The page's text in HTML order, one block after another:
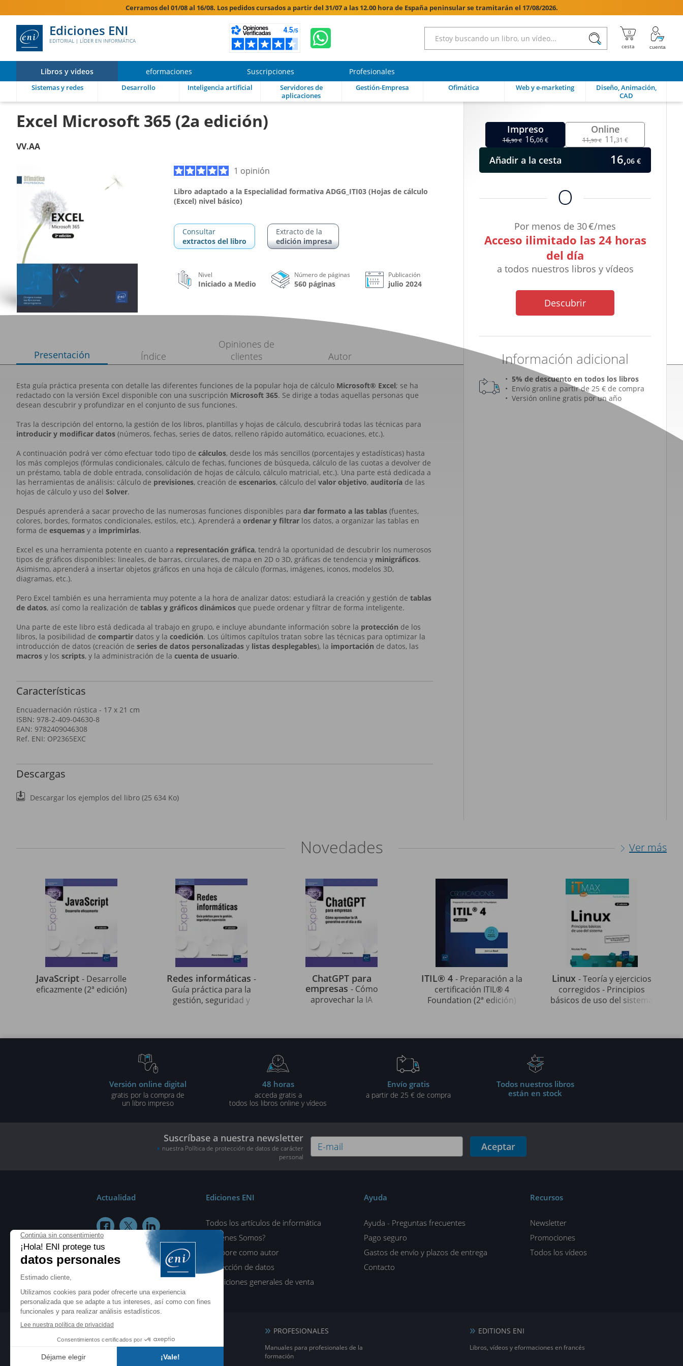
Cerramos del 01/08 al 16/08. Los pedidos cursados a partir del 31/07 a las 12.00 hora de España peninsular se tramitarán el 17/08/2026.
Ediciones ENI
EDITORIAL | LÍDER EN INFORMÁTICA 
Libros y videos eformaciones Suscripciones Profesionales
Sistemas y redes Desarrollo Inteligencia artificial
Servidores de
aplicaciones
Gestión-Empresa Ofimática Web y e-marketing
Diseño, Animación,
CAD
Excel Microsoft 365 (2a edición)
VV.AA
1 opinión
Impreso
16,90 € 16,06 €
O
Por menos de 30 €/mes
Acceso ilimitado las 24 horas
del día
a todos nuestros libros y vídeos
Descubrir
Información adicional
5% de descuento en todos los libros
Envío gratis a partir de 25 € de compra
Versión online gratis por un año
Online
11,90 € 11,31 €
Añadir a la cesta 16,06 €
Libro adaptado a la Especialidad formativa ADGG_ITI03 (Hojas de cálculo
(Excel) nivel básico)
Consultar
extractos del libro
Extracto de la
edición impresa
Nivel
Iniciado a Medio
Número de páginas
560 páginas
Publicación
julio 2024
Presentación
Esta guía práctica presenta con detalle las diferentes funciones de la popular hoja de cálculo Microsoft® Excel; se ha
redactado con la versión Excel disponible con una suscripción Microsoft 365. Se dirige a todas aquellas personas que
desean descubrir y profundizar en el conjunto de sus funciones.
Tras la descripción del entorno, la gestión de los libros, plantillas y hojas de cálculo, descubrirá todas las técnicas para
introducir y modificar datos (números, fechas, series de datos, relleno rápido automático, ecuaciones, etc.).
A continuación podrá ver cómo efectuar todo tipo de cálculos, desde los más sen­cillos (porcentajes y estadísticas) hasta
los más complejos (fórmulas condicionales, cálculo de fechas, funciones de búsqueda, cálculo de las cuotas a devolver de
un préstamo, tabla de doble entrada, consolidación de hojas de cálculo, cálculo matricial, etc.). Una parte está dedicada a
las herramientas de análisis: cálculo de previsiones, creación de escenarios, cálculo del valor objetivo, auditoría de las
hojas de cálculo y uso del Solver.
Después aprenderá a sacar provecho de las numerosas funciones disponibles para dar formato a las tablas (fuentes,
colores, bordes, formatos condicionales, estilos, etc.). Aprenderá a ordenar y filtrar los datos, a organizar las tablas en
forma de esquemas y a imprimirlas.
Excel es una herramienta potente en cuanto a representación gráfica, tendrá la oportunidad de descubrir los numerosos
tipos de gráficos disponibles: lineales, de barras, circulares, de mapa en 2D o 3D, gráficas de tendencia y minigráficos.
Asimismo, aprenderá a insertar objetos gráficos en una hoja de cálculo (formas, imágenes, iconos, modelos 3D,
diagramas, etc.).
Pero Excel también es una herramienta muy potente a la hora de analizar datos: estu­diará la creación y gestión de tablas
de datos, así como la realización de tablas y gráficos dinámicos que puede ordenar y filtrar de forma inteligente.
Una parte de este libro está dedicada al trabajo en grupo, e incluye abundante informa­ción sobre la protección de los
libros, la posibilidad de compartir datos y la coedición. Los últimos capítulos tratan sobre las técnicas para optimizar la
introducción de datos (creación de series de datos personalizadas y listas desplegables), la importación de datos, las
macros y los scripts, y la administración de la cuenta de usuario.
Características
Encuadernación rústica - 17 x 21 cm
ISBN: 978-2-409-04630-8
EAN: 9782409046308
Ref. ENI: OP2365EXC
Descargas
Descargar los ejemplos del libro (25 634 Ko)
Índice
Opiniones de
clientes
Autor
Novedades Ver más
JavaScript - Desarrolle
eficazmente (2ª edición)
Redes informáticas -
Guía práctica para la
gestión, seguridad y
ChatGPT para
empresas - Cómo
aprovechar la IA
ITIL® 4 - Preparación a la
certificación ITIL® 4
Foundation (2ª edición)
Linux - Teoría y ejercicios
corregidos - Principios
básicos de uso del sistema
Versión online digital
gratis por la compra de
un libro impreso
48 horas
acceda gratis a
todos los libros online y vídeos
Envío gratis
a partir de 25 € de compra
Todos nuestros libros
están en stock
Suscríbase a nuestra newsletter
nuestra Política de protección de datos de carácter
personal
Aceptar
Actualidad
  
Ediciones ENI
Todos los artículos de informática
¿Quiénes Somos?
Colabore como autor
Protección de datos
Condiciones generales de venta
Ayuda
Ayuda - Preguntas frecuentes
Pago seguro
Gastos de envío y plazos de entrega
Contacto
Recursos
Newsletter
Promociones
Todos los vídeos
ENI elearning
E-formaciones en 5 idiomas
PROFESIONALES
Manuales para profesionales de la
formación
EDITIONS ENI
Libros, vídeos y eformaciones en francés